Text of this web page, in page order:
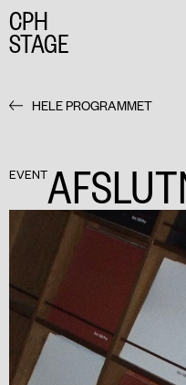
CPH
STAGE
HELE PROGRAMMET
EVENT